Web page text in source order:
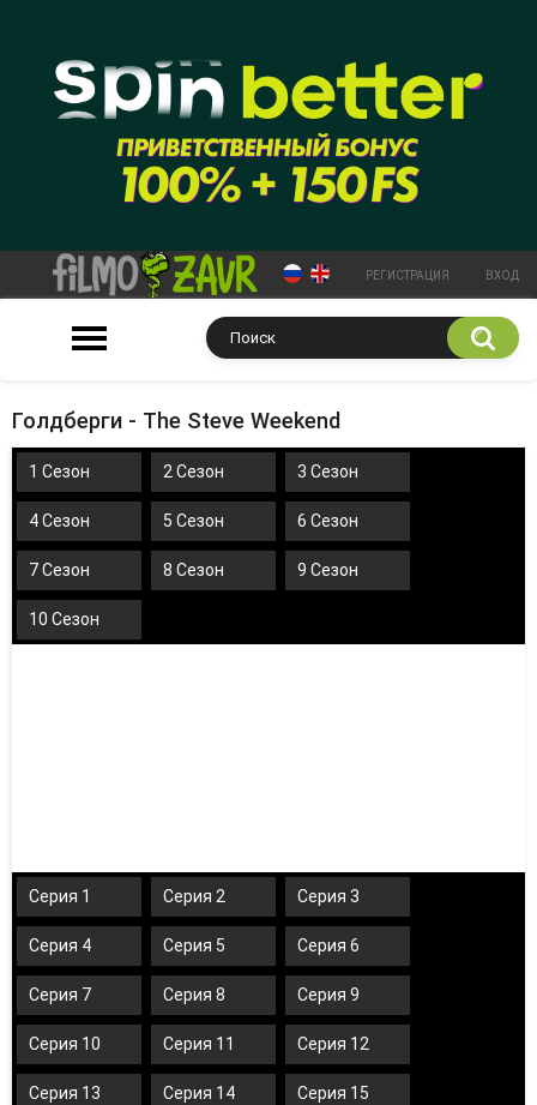
РЕГИСТРАЦИЯ ВХОД
Голдберги - The Steve Weekend
1 Сезон 2 Сезон 3 Сезон
4 Сезон 5 Сезон 6 Сезон
7 Сезон 8 Сезон 9 Сезон
10 Сезон
Серия 1 Серия 2 Серия 3
Серия 4 Серия 5 Серия 6
Серия 7 Серия 8 Серия 9
Серия 10 Серия 11 Серия 12
Серия 13 Серия 14 Серия 15